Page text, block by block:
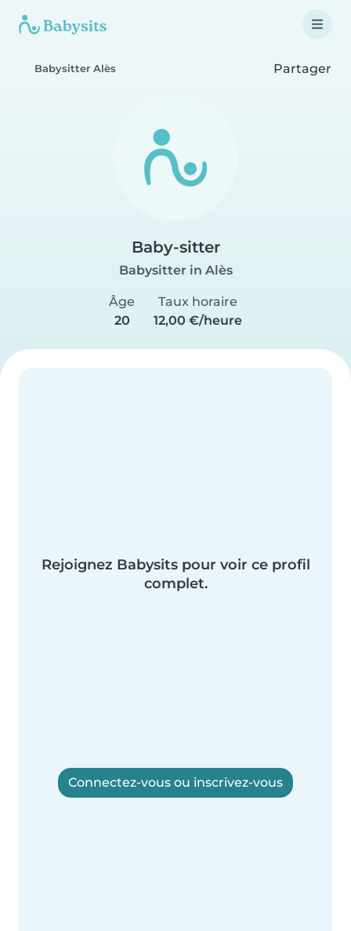
Babysitter Alès Partager
Baby-sitter
Babysitter in Alès
Âge
20
Taux horaire
12,00 €/heure
Rejoignez Babysits pour voir ce profil
complet.
Connectez-vous ou inscrivez-vous